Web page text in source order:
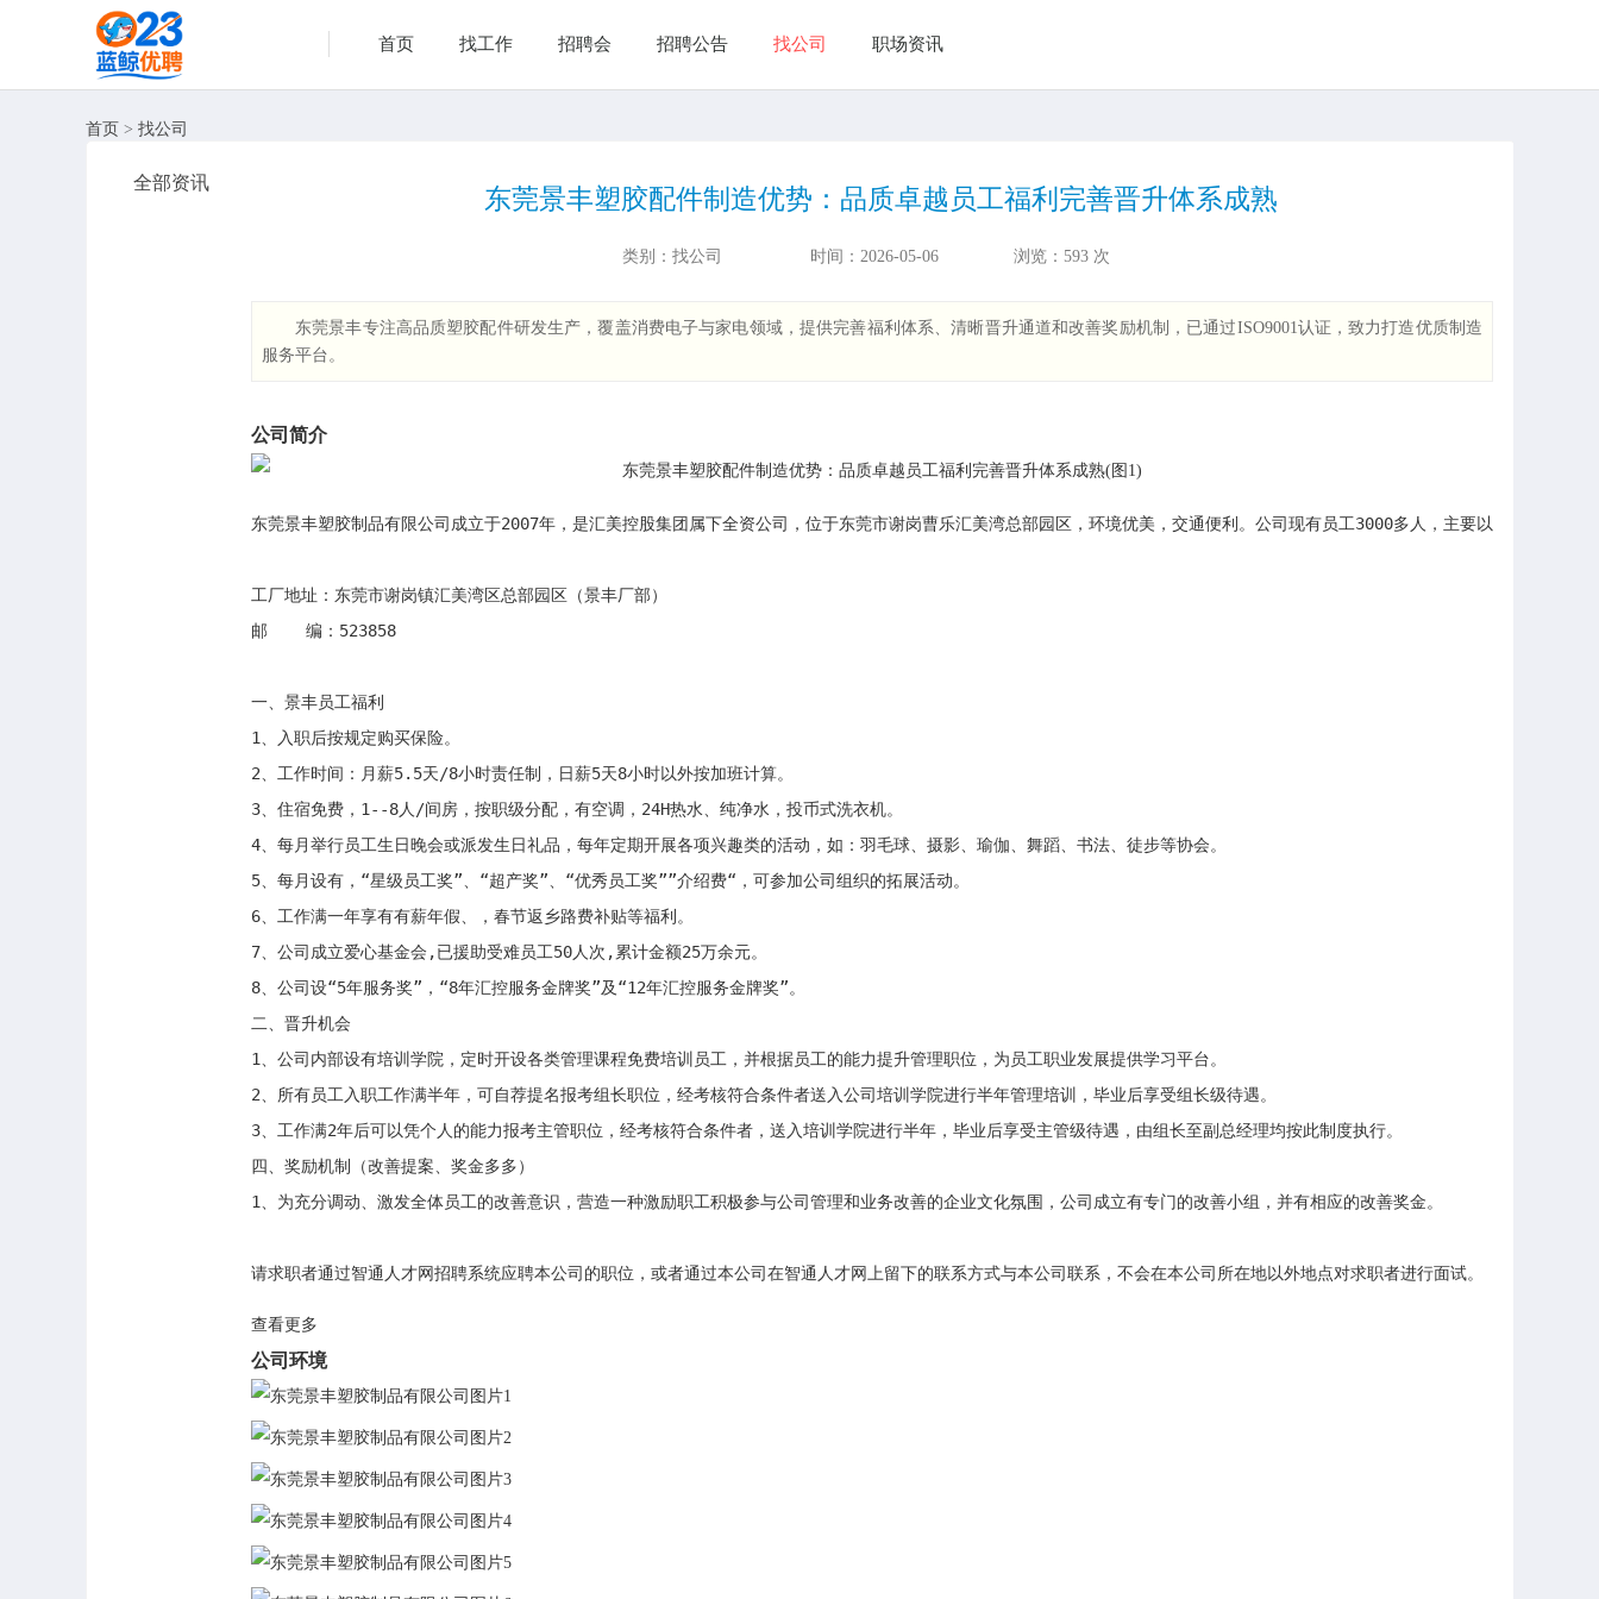
首页 找工作 招聘会 招聘公告 找公司 职场资讯
首页 > 找公司
全部资讯
东莞景丰塑胶配件制造优势：品质卓越员工福利完善晋升体系成熟
类别：找公司 时间： 2026-05-06 浏览： 593 次
东莞景丰专注高品质塑胶配件研发生产，覆盖消费电子与家电领域，提供完善福利体系、清晰晋升通道和改善奖励机制，已通过ISO9001认证，致力打造优质制造
服务平台。
公司简介
东莞景丰塑胶制品有限公司成立于2007年，是汇美控股集团属下全资公司，位于东莞市谢岗曹乐汇美湾总部园区，环境优美，交通便利。公司现有员工3000多人，主要以加工高品
工厂地址：东莞市谢岗镇汇美湾区总部园区（景丰厂部）
邮    编：523858
一、景丰员工福利
1、入职后按规定购买保险。
2、工作时间：月薪5.5天/8小时责任制，日薪5天8小时以外按加班计算。
3、住宿免费，1--8人/间房，按职级分配，有空调，24H热水、纯净水，投币式洗衣机。
4、每月举行员工生日晚会或派发生日礼品，每年定期开展各项兴趣类的活动，如：羽毛球、摄影、瑜伽、舞蹈、书法、徒步等协会。
5、每月设有，“星级员工奖”、“超产奖”、“优秀员工奖””介绍费“，可参加公司组织的拓展活动。
6、工作满一年享有有薪年假、，春节返乡路费补贴等福利。
7、公司成立爱心基金会,已援助受难员工50人次,累计金额25万余元。
8、公司设“5年服务奖”，“8年汇控服务金牌奖”及“12年汇控服务金牌奖”。
二、晋升机会
1、公司内部设有培训学院，定时开设各类管理课程免费培训员工，并根据员工的能力提升管理职位，为员工职业发展提供学习平台。
2、所有员工入职工作满半年，可自荐提名报考组长职位，经考核符合条件者送入公司培训学院进行半年管理培训，毕业后享受组长级待遇。
3、工作满2年后可以凭个人的能力报考主管职位，经考核符合条件者，送入培训学院进行半年，毕业后享受主管级待遇，由组长至副总经理均按此制度执行。
四、奖励机制（改善提案、奖金多多）
1、为充分调动、激发全体员工的改善意识，营造一种激励职工积极参与公司管理和业务改善的企业文化氛围，公司成立有专门的改善小组，并有相应的改善奖金。
请求职者通过智通人才网招聘系统应聘本公司的职位，或者通过本公司在智通人才网上留下的联系方式与本公司联系，不会在本公司所在地以外地点对求职者进行面试。
查看更多
公司环境